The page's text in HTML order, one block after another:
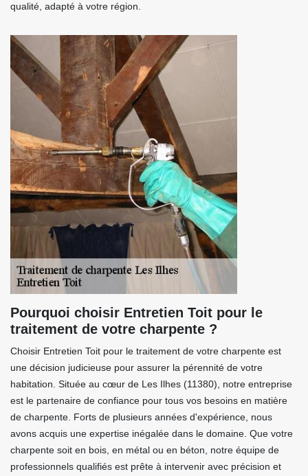
qualité, adapté à votre région.
Pourquoi choisir Entretien Toit pour le
traitement de votre charpente ?
Choisir Entretien Toit pour le traitement de votre charpente est
une décision judicieuse pour assurer la pérennité de votre
habitation. Située au cœur de Les Ilhes (11380), notre entreprise
est le partenaire de confiance pour tous vos besoins en matière
de charpente. Forts de plusieurs années d'expérience, nous
avons acquis une expertise inégalée dans le domaine. Que votre
charpente soit en bois, en métal ou en béton, notre équipe de
professionnels qualifiés est prête à intervenir avec précision et